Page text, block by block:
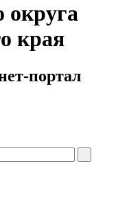
округа
края
портал